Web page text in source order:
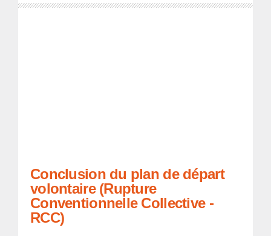
Conclusion du plan de départ
volontaire (Rupture
Conventionnelle Collective -
RCC)